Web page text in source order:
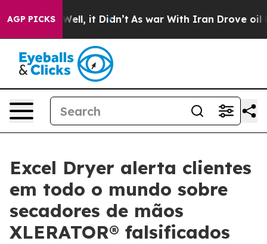
AGP PICKS
Well, it Didn’t As war With Iran Drove oil
Excel Dryer alerta clientes
em todo o mundo sobre
secadores de mãos
XLERATOR® falsificados